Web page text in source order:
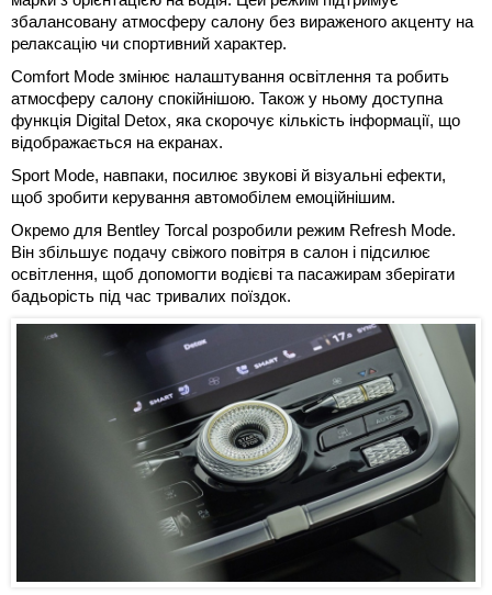
збалансовану атмосферу салону без вираженого акценту на
релаксацію чи спортивний характер.
Comfort Mode змінює налаштування освітлення та робить
атмосферу салону спокійнішою. Також у ньому доступна
функція Digital Detox, яка скорочує кількість інформації, що
відображається на екранах.
Sport Mode, навпаки, посилює звукові й візуальні ефекти,
щоб зробити керування автомобілем емоційнішим.
Окремо для Bentley Torcal розробили режим Refresh Mode.
Він збільшує подачу свіжого повітря в салон і підсилює
освітлення, щоб допомогти водієві та пасажирам зберігати
бадьорість під час тривалих поїздок.